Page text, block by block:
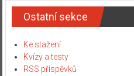
Ostatní sekce
Ke stažení
Kvízy a testy
RSS příspěvků